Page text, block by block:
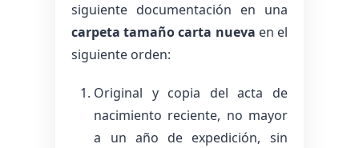
siguiente documentación en una
carpeta tamaño carta nueva en el
siguiente orden:
Original y copia del acta de
nacimiento reciente, no mayor
a un año de expedición, sin